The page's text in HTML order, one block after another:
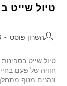
טיול שייט
השרון פוסט
טיול שייט
חוויה של פעם
ונהנים מנוף